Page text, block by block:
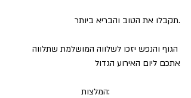
.תקבלו את הטוב והבריא ביותר
הגוף והנפש יזכו לשלווה המושלמת שתלווה
אתכם ליום האירוע הגדול
:המלצות